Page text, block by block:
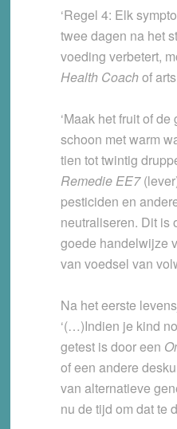
‘Regel 4: Elk
twee dagen na het
voeding verbetert,
Health Coachof arts
‘Maak het fruit of
schoon met warm
tien tot twintig
Remedie EE7
pesticiden en
neutraliseren. Dit is
goede handelwijze
van voedsel van
Na het eerste
‘(…)Indien je kind
getest is door een
of een andere
van alternatieve
nu de tijd om dat te